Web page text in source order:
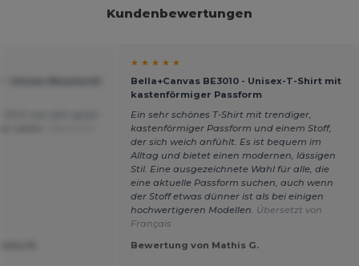
Kundenbewertungen
★ ★ ★ ★ ★
Bella+Canvas BE3010 - Unisex-T-Shirt mit
kastenförmiger Passform
Ein sehr schönes T-Shirt mit trendiger,
kastenförmiger Passform und einem Stoff,
der sich weich anfühlt. Es ist bequem im
Alltag und bietet einen modernen, lässigen
Stil. Eine ausgezeichnete Wahl für alle, die
eine aktuelle Passform suchen, auch wenn
der Stoff etwas dünner ist als bei einigen
hochwertigeren Modellen. Übersetzt von
Français
Bewertung von Mathis G.